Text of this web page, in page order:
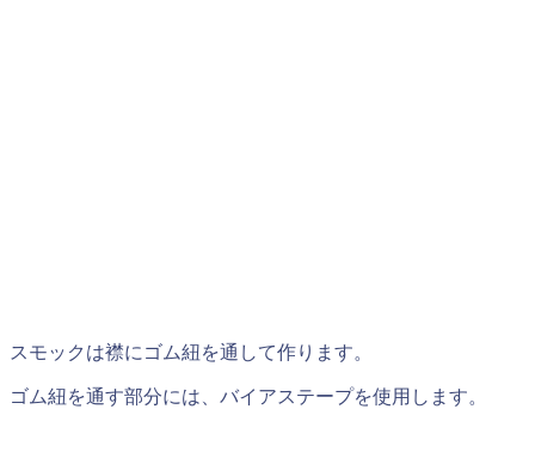
スモックは襟にゴム紐を通して作ります。
ゴム紐を通す部分には、バイアステープを使用します。